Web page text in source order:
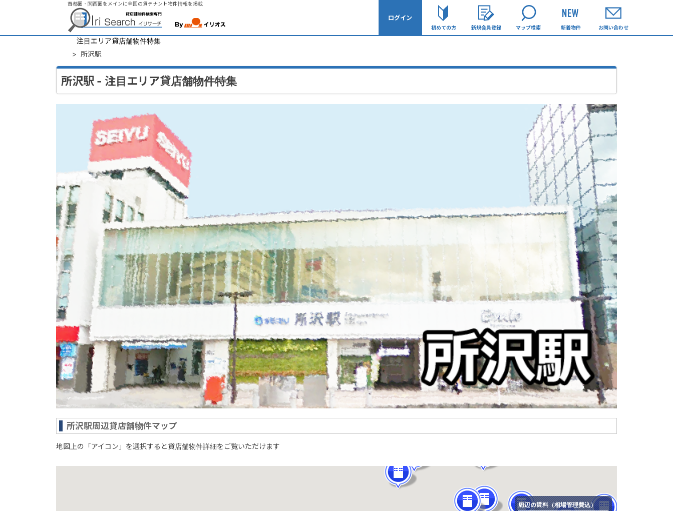
首都圏・関西圏をメインに全国の貸テナント物件情報を掲載
ログイン
初めての方 新規会員登録 マップ検索 新着物件 お問い合わせ
トップページ
>
注目エリア貸店舗物件特集
> 所沢駅
所沢駅 - 注目エリア貸店舗物件特集
所沢駅周辺貸店舗物件マップ
地図上の「アイコン」を選択すると貸店舗物件詳細をご覧いただけます
周辺の賃料（相場管理費込）